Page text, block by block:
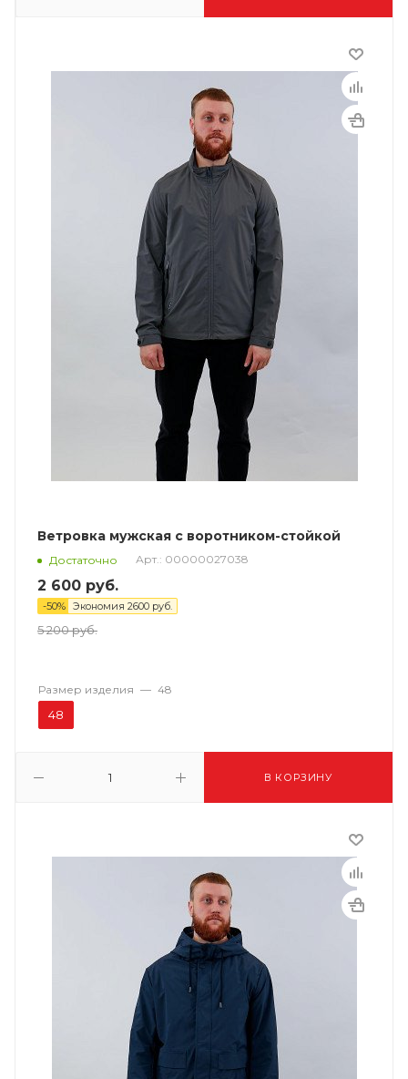
Ветровка мужская с воротником-стойкой
Достаточно Арт.: 00000027038
2 600 руб.
-50% Экономия 2600 руб.
5 200руб.
В КОРЗИНУ
Размер изделия — 48
48